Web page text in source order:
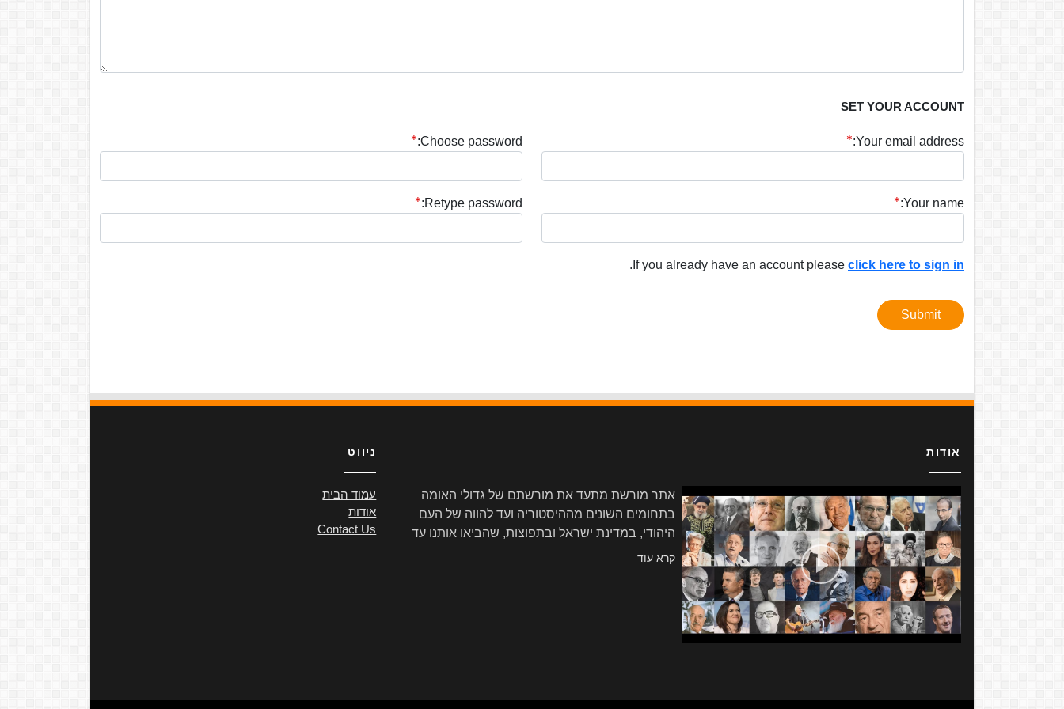
SET YOUR ACCOUNT
Your email address:
Your name:
Choose password:
Retype password:
If you already have an account please click here to sign in
.
Submit
אודות
אתר מורשת מתעד את מורשתם של גדולי האומה
בתחומים השונים מההיסטוריה ועד להווה של העם
היהודי, במדינת ישראל ובתפוצות, שהביאו אותנו עד
קרא עוד
ניווט
עמוד הבית
אודות
Contact Us